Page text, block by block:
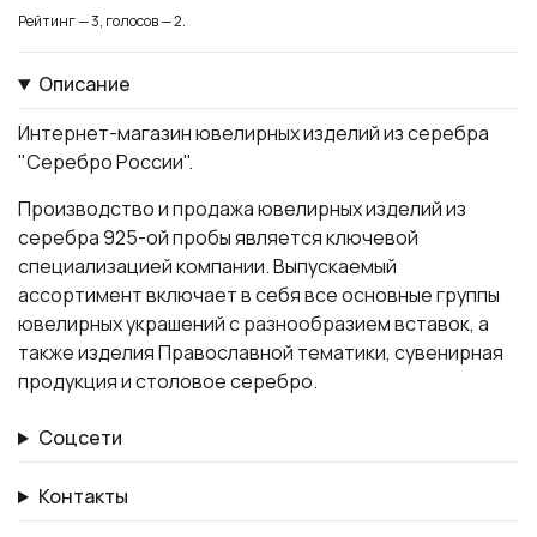
Рейтинг — 3, голосов — 2.
Описание
Интернет-магазин ювелирных изделий из серебра
"Серебро России".
Производство и продажа ювелирных изделий из
серебра 925-ой пробы является ключевой
специализацией компании. Выпускаемый
ассортимент включает в себя все основные группы
ювелирных украшений с разнообразием вставок, а
также изделия Православной тематики, сувенирная
продукция и столовое серебро.
Соцсети
Контакты